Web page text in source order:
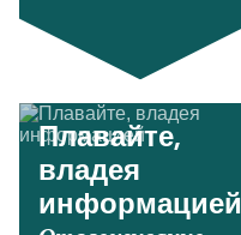
Плавайте,
владея
информацией